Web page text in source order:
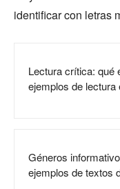
identificar con letras
Lectura crítica: qué
ejemplos de
Géneros
ejemplos de textos